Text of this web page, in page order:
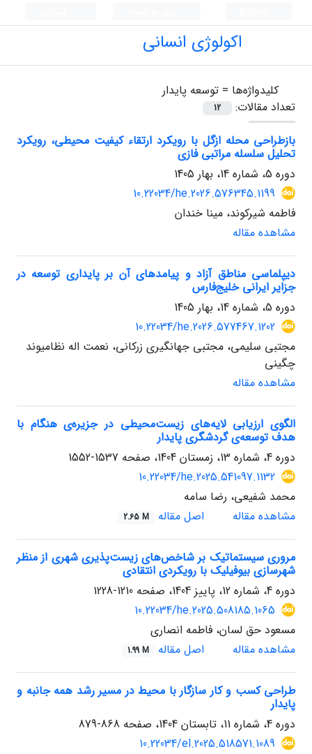
اکولوژی انسانی
کلیدواژه‌ها = توسعه پایدار
تعداد مقالات:
12
بازطراحی محله ازگل با رویکرد ارتقاء کیفیت محیطی، رویکرد
تحلیل سلسله مراتبی فازی
دوره 5، شماره 14، بهار 1405
10.22034/he.2026.576345.1199
فاطمه شیرکوند، مینا خندان
مشاهده مقاله
دیپلماسی مناطق آزاد و پیامدهای آن بر پایداری توسعه در
جزایر ایرانی خلیج‌فارس
دوره 5، شماره 14، بهار 1405
10.22034/he.2026.577467.1202
مجتبی سلیمی، مجتبی جهانگیری زرکانی، نعمت اله نظامیوند
چگینی
مشاهده مقاله
الگوی ارزیابی لایه‌های زیست‌محیطی در جزیره‌ی هنگام با
هدف توسعه‌ی گردشگری پایدار
دوره 4، شماره 13، زمستان 1404، صفحه
1537-1552
10.22034/he.2025.541097.1132
محمد شفیعی، رضا سامه
مشاهده مقاله
اصل مقاله 2.65 M
مروری سیستماتیک بر شاخص‌های زیست‌پذیری شهری از منظر
شهرسازی بیوفیلیک با رویکردی انتقادی
دوره 4، شماره 12، پاییز 1404، صفحه
1210-1228
10.22034/he.2025.508185.1065
مسعود حق لسان، فاطمه انصاری
مشاهده مقاله
اصل مقاله 1.99 M
طراحی کسب و کار سازگار با محیط در مسیر رشد همه جانبه و
پایدار
دوره 4، شماره 11، تابستان 1404، صفحه
868-879
10.22034/el.2025.518571.1089